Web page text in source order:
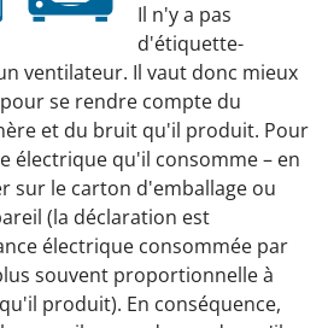
Il n'y a pas
d'étiquette-
ventilateur. Il vaut donc mieux
se rendre compte du
et du bruit qu'il produit. Pour
électrique qu'il consomme – en
sur le carton d'emballage ou
(la déclaration est
électrique consommée par
souvent proportionnelle à
produit). En conséquence,